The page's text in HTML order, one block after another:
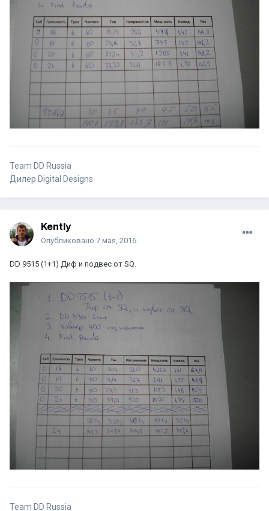
Team DD Russia
Дилер Digital Designs
Kently
Опубликовано 7 мая, 2016
DD 9515 (1+1) Диф и подвес от SQ.
Team DD Russia